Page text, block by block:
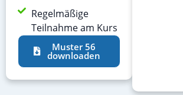
Regelmäßige
Teilnahme am Kurs
Muster 56
downloaden